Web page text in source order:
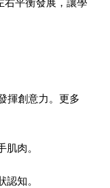
右平衡發展，讓學
揮創意力。更多
肉。
知。